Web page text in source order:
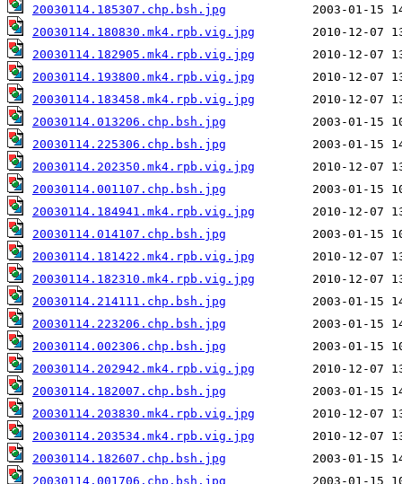
20030114.185307.chp.bsh.jpg
20030114.180830.mk4.rpb.vig.jpg
20030114.182905.mk4.rpb.vig.jpg
20030114.193800.mk4.rpb.vig.jpg
20030114.183458.mk4.rpb.vig.jpg
20030114.013206.chp.bsh.jpg
20030114.225306.chp.bsh.jpg
20030114.202350.mk4.rpb.vig.jpg
20030114.001107.chp.bsh.jpg
20030114.184941.mk4.rpb.vig.jpg
20030114.014107.chp.bsh.jpg
20030114.181422.mk4.rpb.vig.jpg
20030114.182310.mk4.rpb.vig.jpg
20030114.214111.chp.bsh.jpg
20030114.223206.chp.bsh.jpg
20030114.002306.chp.bsh.jpg
20030114.202942.mk4.rpb.vig.jpg
20030114.182007.chp.bsh.jpg
20030114.203830.mk4.rpb.vig.jpg
20030114.203534.mk4.rpb.vig.jpg
20030114.182607.chp.bsh.jpg
20030114.001706.chp.bsh.jpg